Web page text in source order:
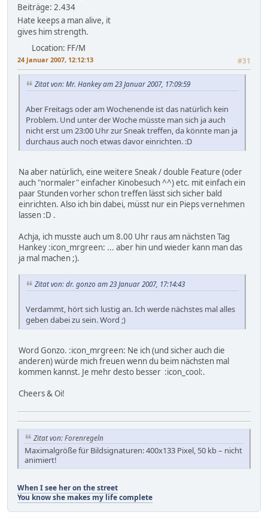
Beiträge: 2.434
Hate keeps a man alive, it
gives him strength.
Location: FF/M
24 Januar 2007, 12:12:13 #31
Zitat von: Mr. Hankey am 23 Januar 2007, 17:09:59
Aber Freitags oder am Wochenende ist das natürlich kein
Problem. Und unter der Woche müsste man sich ja auch
nicht erst um 23:00 Uhr zur Sneak treffen, da könnte man ja
durchaus auch noch etwas davor einrichten. :D
Na aber natürlich, eine weitere Sneak / double Feature (oder
auch "normaler" einfacher Kinobesuch ^^) etc. mit einfach ein
paar Stunden vorher schon treffen lässt sich sicher bald
einrichten. Also ich bin dabei, müsst nur ein Pieps vernehmen
lassen :D .
Achja, ich musste auch um 8.00 Uhr raus am nächsten Tag
Hankey :icon_mrgreen: ... aber hin und wieder kann man das
ja mal machen ;).
Zitat von: dr. gonzo am 23 Januar 2007, 17:14:43
Verdammt, hört sich lustig an. Ich werde nächstes mal alles
geben dabei zu sein. Word ;)
Word Gonzo. :icon_mrgreen: Ne ich (und sicher auch die
anderen) würde mich freuen wenn du beim nächsten mal
kommen kannst. Je mehr desto besser :icon_cool:.
Cheers & Oi!
Zitat von: Forenregeln
Maximalgröße für Bildsignaturen: 400x133 Pixel, 50 kb – nicht
animiert!
When I see her on the street
You know she makes my life complete